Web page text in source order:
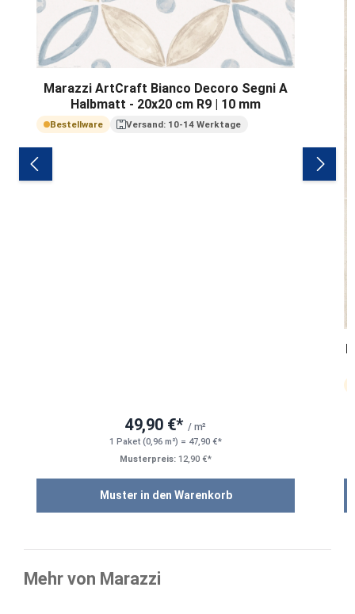
Marazzi ArtCraft Bianco Decoro Segni A
Halbmatt - 20x20 cm R9 | 10 mm
Bestellware Versand: 10-14 Werktage
49,90 €* / m²
1 Paket (0,96 m²) = 47,90 €*
Musterpreis: 12,90 €*
Muster in den Warenkorb
Mehr von Marazzi